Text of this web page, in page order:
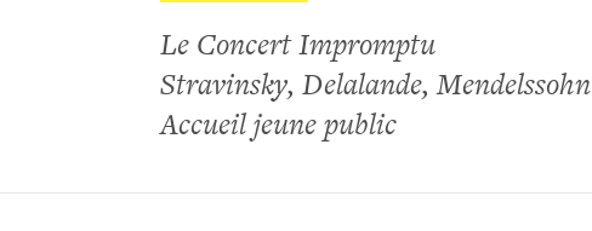
Le Concert Impromptu
Stravinsky, Delalande, Mendelssohn
Accueil jeune public